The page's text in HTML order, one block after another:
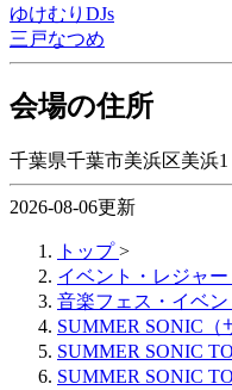
ゆけむりDJs
三戸なつめ
会場の住所
千葉県千葉市美浜区美浜1
2026-08-06更新
トップ >
イベント・レジャ
音楽フェス・イベン
SUMMER SONIC（
SUMMER SONIC
SUMMER SONIC